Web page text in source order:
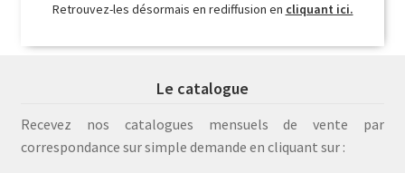
Retrouvez-les désormais en rediffusion en cliquant ici.
Le catalogue
Recevez nos catalogues mensuels de vente par
correspondance sur simple demande en cliquant sur :